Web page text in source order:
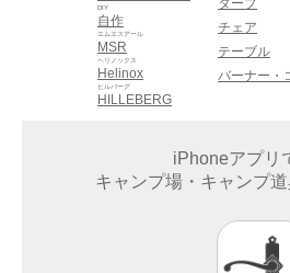
自作
DIY
MSR
エムエスアール
Helinox
ヘリノックス
HILLEBERG
ヒルバーグ
タープ
チェア
テーブル
バーナー・
iPhoneアプリ
キャンプ場・キャンプ道